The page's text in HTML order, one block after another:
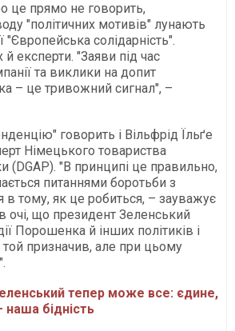
це прямо не говорить,
"політичних мотивів" лунають
"Європейська солідарність".
експерти. "Заяви під час
та виклики на допит
– це тривожний сигнал", –
говорить і Вільфрід Їльґе
Німецького товариства
(DGAP). "В принципі це правильно,
питаннями боротьби з
в тому, як це робиться, – зауважує
очі, що президент Зеленський
Порошенка й інших політиків і
той призначив, але при цьому
тепер може все: єдине,
бідність